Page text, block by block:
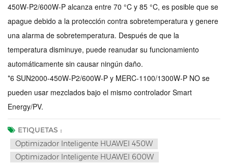
450W-P2/600W-P alcanza entre 70 °C y 85 °C, es posible que se
apague debido a la protección contra sobretemperatura y genere
una alarma de sobretemperatura. Después de que la
temperatura disminuye, puede reanudar su funcionamiento
automáticamente sin causar ningún daño.
*6 SUN2000-450W-P2/600W-P y MERC-1100/1300W-P NO se
pueden usar mezclados bajo el mismo controlador Smart
Energy/PV.
ETIQUETAS :
Optimizador Inteligente HUAWEI 450W
Optimizador Inteligente HUAWEI 600W